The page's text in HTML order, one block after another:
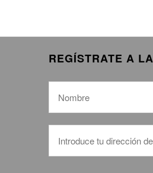
REGÍSTRATE A